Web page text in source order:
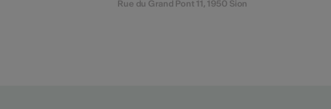
Rue du Grand Pont 11, 1950 Sion